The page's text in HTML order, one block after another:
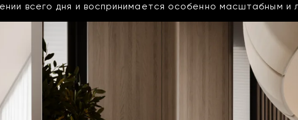
всего дня и воспринимается особенно масштабным и